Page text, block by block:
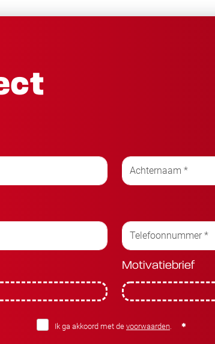
Motivatiebrief
Ik ga akkoord met de voorwaarden